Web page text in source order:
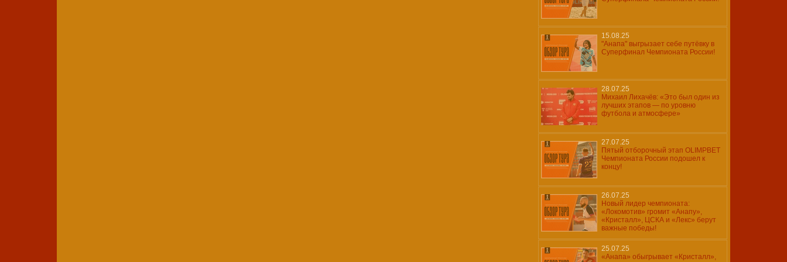
15.08.25
"Анапа" выгрызает себе путёвку в
Суперфинал Чемпионата России!
28.07.25
Михаил Лихачёв: «Это был один из
лучших этапов — по уровню
футбола и атмосфере»
27.07.25
Пятый отборочный этап OLIMPBET
Чемпионата России подошел к
концу!
26.07.25
Новый лидер чемпионата:
«Локомотив» громит «Анапу»,
«Кристалл», ЦСКА и «Лекс» берут
важные победы!
25.07.25
«Анапа» обыгрывает «Кристалл»,